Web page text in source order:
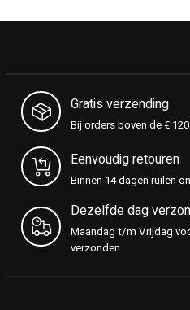
Gratis verzending
Bij orders boven de €
Eenvoudig retouren
Binnen 14 dagen ruilen
Dezelfde dag
Maandag t/m Vrijdag
verzonden